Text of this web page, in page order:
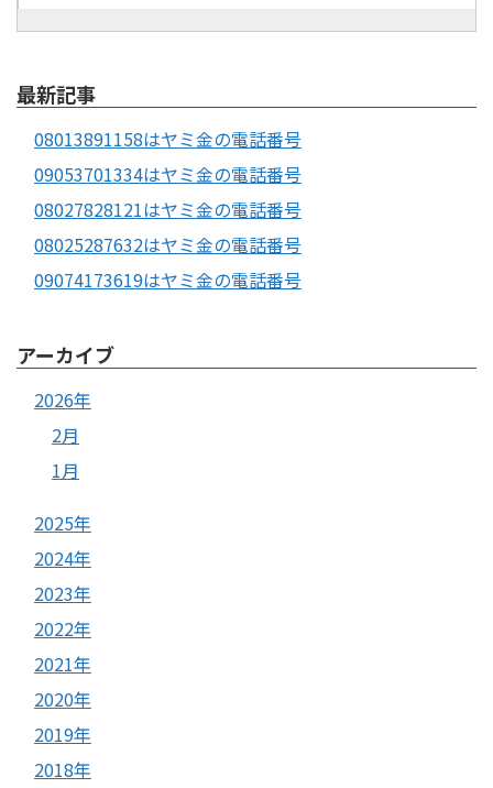
最新記事
08013891158はヤミ金の電話番号
09053701334はヤミ金の電話番号
08027828121はヤミ金の電話番号
08025287632はヤミ金の電話番号
09074173619はヤミ金の電話番号
アーカイブ
2026年
2月
1月
2025年
2024年
2023年
2022年
2021年
2020年
2019年
2018年